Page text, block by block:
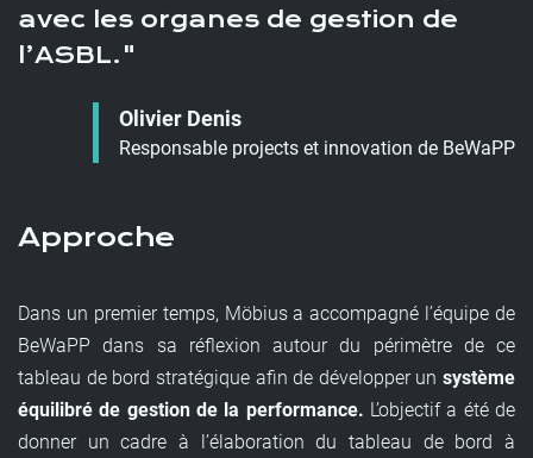
avec les organes de gestion de
l’ASBL.
Olivier Denis
Responsable projects et innovation de BeWaPP
Approche
Dans un premier temps, Möbius a accompagné l’équipe de
BeWaPP dans sa réflexion autour du périmètre de ce
tableau de bord stratégique afin de développer un système
équilibré de gestion de la performance. L’objectif a été de
donner un cadre à l’élaboration du tableau de bord à